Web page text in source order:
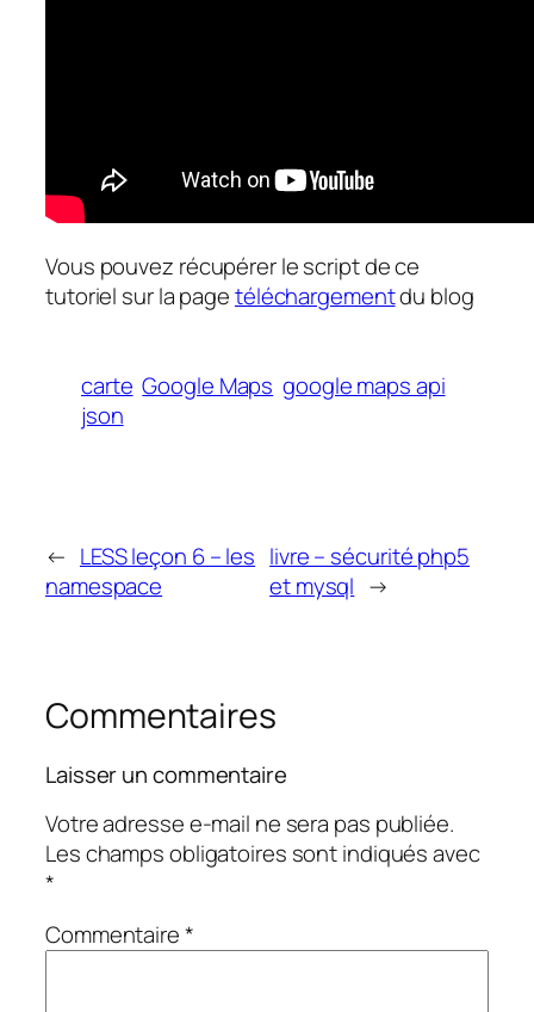
Vous pouvez récupérer le script de ce
tutoriel sur la pagetéléchargementdu blog
carte Google Maps google maps api
json
← LESS leçon 6 – les
namespace
livre – sécurité php5
et mysql →
Commentaires
Laisser un commentaire
Votre adresse e-mail ne sera pas publiée.
Les champs obligatoires sont indiqués avec
*
Commentaire*